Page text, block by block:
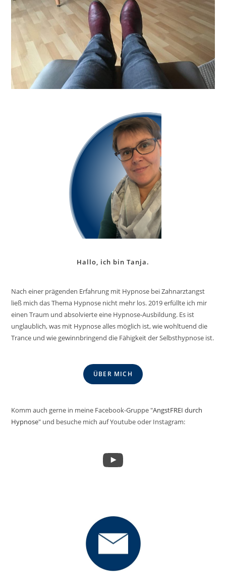
Hallo, ich bin Tanja.
Nach einer prägenden Erfahrung mit Hypnose bei Zahnarztangst
ließ mich das Thema Hypnose nicht mehr los. 2019 erfüllte ich mir
einen Traum und absolvierte eine Hypnose-Ausbildung. Es ist
unglaublich, was mit Hypnose alles möglich ist, wie wohltuend die
Trance und wie gewinnbringend die Fähigkeit der Selbsthypnose ist.
ÜBER MICH
Komm auch gerne in meine Facebook-Gruppe "AngstFREI durch
Hypnose" und besuche mich auf Youtube oder Instagram:
YouTube